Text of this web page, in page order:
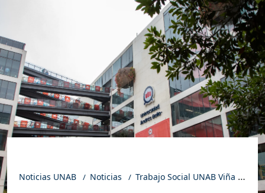
Noticias UNAB Noticias Trabajo Social UNAB Viña del Mar lideró operativo de intervención social universitaria en el sector de Forestal